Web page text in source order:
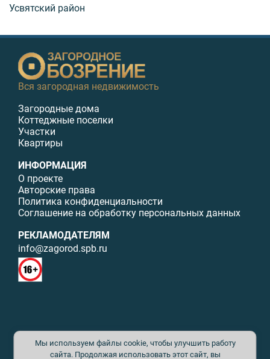
Усвятский район
Вся загородная недвижимость
Загородные дома
Коттеджные поселки
Участки
Квартиры
ИНФОРМАЦИЯ
О проекте
Авторские права
Политика конфиденциальности
Соглашение на обработку персональных данных
РЕКЛАМОДАТЕЛЯМ
info@zagorod.spb.ru
© ИП Малыщева Б.Л. Все права защищены. Перепечатка материалов
данного сайта возможна только с письменного разрешения. При
цитировании ссылка на www.zagorod.spb.ru обязательна. Редакция не
Мы используем файлы cookie, чтобы улучшить работу
сайта. Продолжая использовать этот сайт, вы